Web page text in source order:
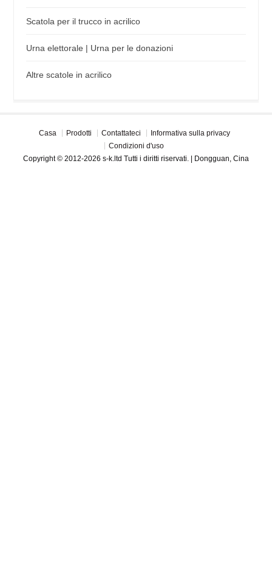
Scatola per il trucco in acrilico
Urna elettorale | Urna per le donazioni
Altre scatole in acrilico
Casa Prodotti Contattateci
Informativa sulla privacy
Condizioni d'uso
Copyright © 2012-2026 s-k.ltd Tutti i diritti riservati. | Dongguan, Cina